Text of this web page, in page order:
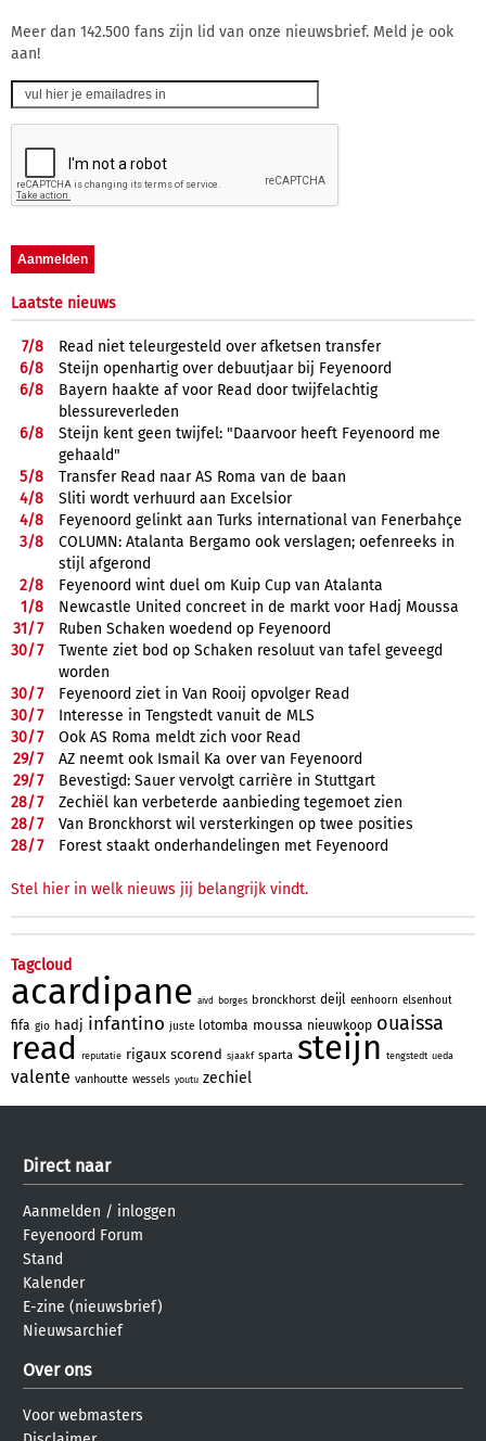
Meer dan 142.500 fans zijn lid van onze nieuwsbrief. Meld je ook
aan!
Laatste nieuws
7/8
Read niet teleurgesteld over afketsen transfer
6/8
Steijn openhartig over debuutjaar bij Feyenoord
6/8
Bayern haakte af voor Read door twijfelachtig
blessureverleden
6/8
Steijn kent geen twijfel: "Daarvoor heeft Feyenoord me
gehaald"
5/8
Transfer Read naar AS Roma van de baan
4/8
Sliti wordt verhuurd aan Excelsior
4/8
Feyenoord gelinkt aan Turks international van Fenerbahçe
3/8
COLUMN: Atalanta Bergamo ook verslagen; oefenreeks in
stijl afgerond
2/8
Feyenoord wint duel om Kuip Cup van Atalanta
1/8
Newcastle United concreet in de markt voor Hadj Moussa
31/7
Ruben Schaken woedend op Feyenoord
30/7
Twente ziet bod op Schaken resoluut van tafel geveegd
worden
30/7
Feyenoord ziet in Van Rooij opvolger Read
30/7
Interesse in Tengstedt vanuit de MLS
30/7
Ook AS Roma meldt zich voor Read
29/7
AZ neemt ook Ismail Ka over van Feyenoord
29/7
Bevestigd: Sauer vervolgt carrière in Stuttgart
28/7
Zechiël kan verbeterde aanbieding tegemoet zien
28/7
Van Bronckhorst wil versterkingen op twee posities
28/7 Forest staakt onderhandelingen met Feyenoord
Stel hier in welk nieuws jij belangrijk vindt.
Tagcloud
acardipane aivd borges bronckhorst deijl eenhoorn elsenhout
fifa gio hadj infantino juste lotomba moussa nieuwkoop ouaissa
read reputatie rigaux scorend sjaakf sparta steijn tengstedt ueda
valente vanhoutte wessels youtu zechiel
Direct naar
Aanmelden / inloggen
Feyenoord Forum
Stand
Kalender
E-zine (nieuwsbrief)
Nieuwsarchief
Over ons
Voor webmasters